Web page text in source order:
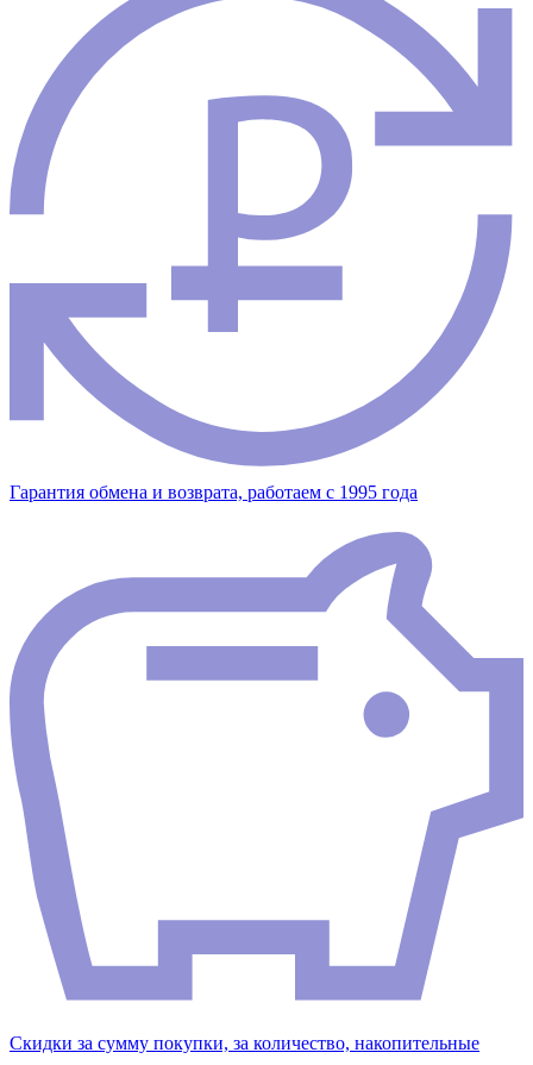
Гарантия обмена и возврата, работаем с 1995 года
Скидки за сумму покупки, за количество, накопительные